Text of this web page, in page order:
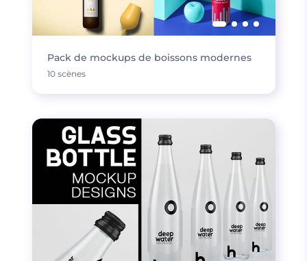
Pack de mockups de boissons modernes
10 scènes